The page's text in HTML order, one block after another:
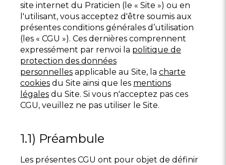
site internet du Praticien (le « Site ») ou en
l'utilisant, vous acceptez d'être soumis aux
présentes conditions générales d’utilisation
(les « CGU »). Ces dernières comprennent
expressément par renvoi la politique de
protection des données
personnelles applicable au Site, la charte
cookies du Site ainsi que les mentions
légales du Site. Si vous n'acceptez pas ces
CGU, veuillez ne pas utiliser le Site.
1.1) Préambule
Les présentes CGU ont pour objet de définir